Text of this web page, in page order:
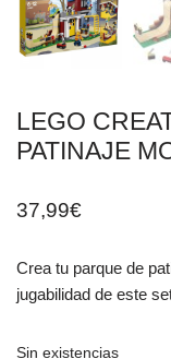
LEGO
PATINAJE
37,99€
Crea tu parque de
jugabilidad de este
Sin existencias